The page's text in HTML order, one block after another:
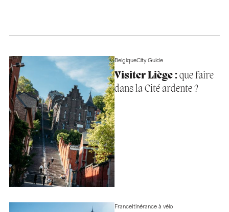
BelgiqueCity Guide
Visiter Liège :que faire
dans la Cité ardente ?
FranceItinérance à vélo